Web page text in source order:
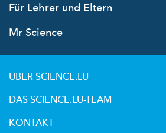
Für Lehrer und Eltern
Mr Science
ÜBER SCIENCE.LU
DAS SCIENCE.LU-TEAM
KONTAKT